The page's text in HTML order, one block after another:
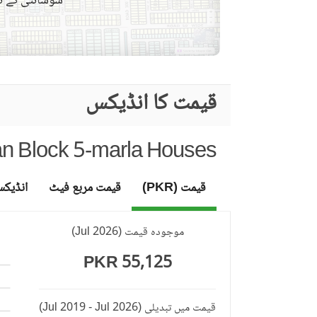
بار بی کیو کا حصہ
دیگر کمیونٹی کی سہولیات
تفریح اور صحت
جکوزی
دوسری خصوصیات
قریبی سکول
قریبی ریسٹورنٹ
مزید خصوصیات
دیکھ بھال کا عملہ
قیمت کا انڈیکس
Block 5-marla Houses
موجودہ قیمت(
Jul 2026
)
55,125 PKR
قیمت میں تبدیلی(Jul 2019 - Jul 2026)
قیمت (PKR) قیمت مربع فیٹ